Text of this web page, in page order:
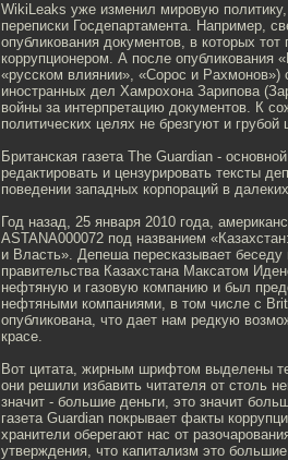
WikiLeaks уже изменил мировую
переписки Госдепартамента. Например,
опубликования документов, в которых
коррупционером. А после опубликования
«русском влиянии», «Сорос и Рахмонов»)
иностранных дел Хамрохона Зарипова
войны за интерпретацию документов. К
политических целях не брезгуют и грубой
Британская газета The Guardian -
редактировать и цензурировать тексты
поведении западных корпораций в
Год назад, 25 января 2010 года,
ASTANA000072 под названием
и Власть». Депеша пересказывает
правительства Казахстана Максатом
нефтяную и газовую компанию и был
нефтяными компаниями, в том числе с
опубликована, что дает нам редкую
красе.
Вот цитата, жирным шрифтом выделены
они решили избавить читателя от столь
значит - большие деньги, это значит
газета Guardian покрывает факты
хранители оберегают нас от
утверждения, что капитализм это